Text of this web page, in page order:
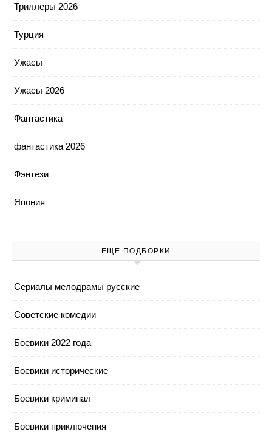
Триллеры 2026
Турция
Ужасы
Ужасы 2026
Фантастика
фантастика 2026
Фэнтези
Япония
ЕЩЕ ПОДБОРКИ
Cериалы мелодрамы русские
Cоветские комедии
Боевики 2022 года
Боевики исторические
Боевики криминал
Боевики приключения